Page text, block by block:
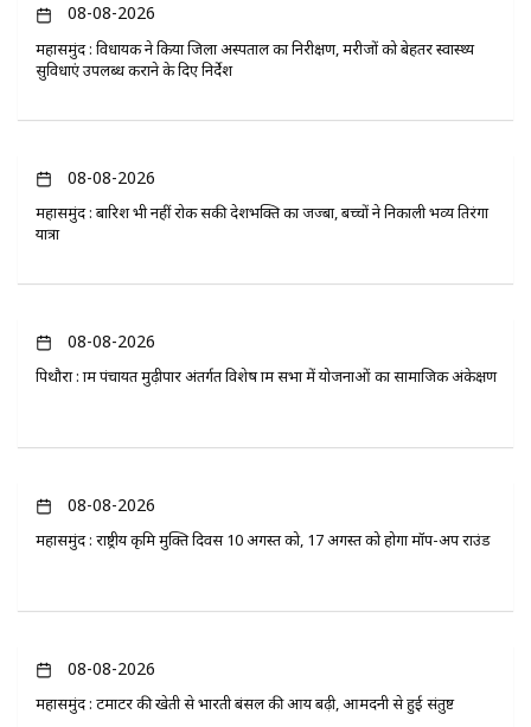
08-08-2026
महासमुंद : विधायक ने किया जिला अस्पताल का निरीक्षण, मरीजों को बेहतर स्वास्थ्य
सुविधाएं उपलब्ध कराने के दिए निर्देश
08-08-2026
महासमुंद : बारिश भी नहीं रोक सकी देशभक्ति का जज्बा, बच्चों ने निकाली भव्य तिरंगा
यात्रा
08-08-2026
पिथौरा : ग्राम पंचायत मुढ़ीपार अंतर्गत विशेष ग्राम सभा में योजनाओं का सामाजिक अंकेक्षण
08-08-2026
महासमुंद : राष्ट्रीय कृमि मुक्ति दिवस 10 अगस्त को, 17 अगस्त को होगा मॉप-अप राउंड
08-08-2026
महासमुंद : टमाटर की खेती से भारती बंसल की आय बढ़ी, आमदनी से हुई संतुष्ट